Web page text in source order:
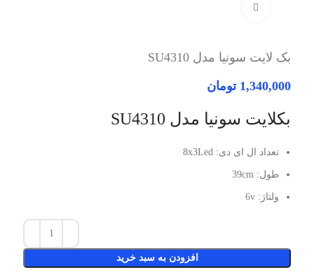
بک لایت سونیا مدل SU4310
1,340,000 تومان
بکلایت سونیا مدل SU4310
تعداد ال ای دی: 8x3Led
طول: 39cm
ولتاژ: 6v
افزودن به سبد خرید